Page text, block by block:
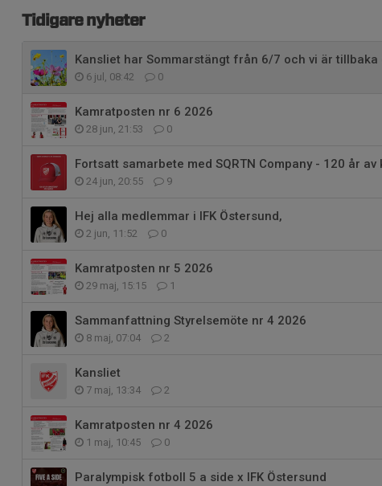
Tidigare nyheter
Kansliet har Sommarstängt från 6/7 och vi är tillbaka
6 jul, 08:42 0
Kamratposten nr 6 2026
28 jun, 21:53 0
Fortsatt samarbete med SQRTN Company - 120 år
24 jun, 20:55 9
Hej alla medlemmar i IFK Östersund,
2 jun, 11:52 0
Kamratposten nr 5 2026
29 maj, 15:15 1
Sammanfattning Styrelsemöte nr 4 2026
8 maj, 07:04 2
Kansliet
7 maj, 13:34 2
Kamratposten nr 4 2026
1 maj, 10:45 0
Paralympisk fotboll 5 a side x IFK Östersund